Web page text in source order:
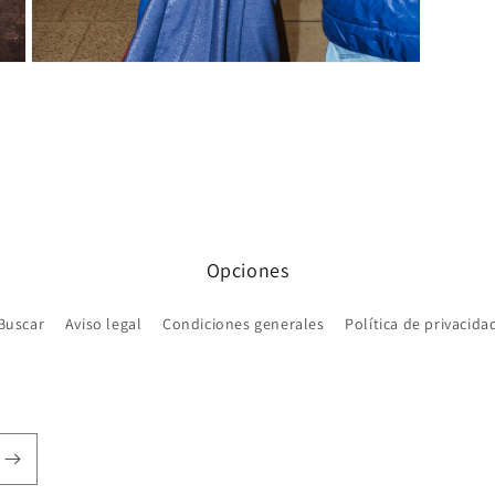
Opciones
Aviso legal Condiciones generales Política de